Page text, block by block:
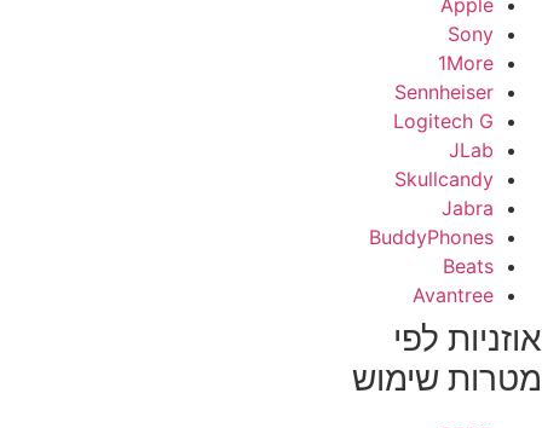
Sony
1More
Sennheiser
Logitech G
JLab
Skullcandy
Jabra
BuddyPhones
Beats
Avantree
לפי
שימוש